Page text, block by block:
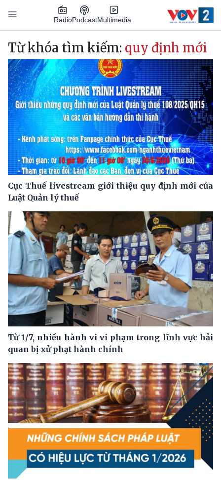
Nhảy đến nội dung
RadioPodcastMultimedia
Main navigation
Từ khóa tìm kiếm: quy định mới
Cục Thuế livestream giới thiệu quy định mới của
Luật Quản lý thuế
Từ 1/7, nhiều hành vi vi phạm trong lĩnh vực hải
quan bị xử phạt hành chính